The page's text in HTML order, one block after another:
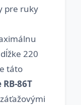
pre ruky
220
táto
RB-86T